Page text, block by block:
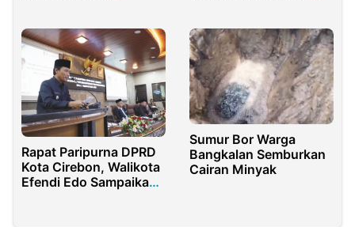
Rapat Paripurna DPRD
Kota Cirebon, Walikota
Efendi Edo Sampaikan
Sumur Bor Warga
Bangkalan Semburkan
Cairan Minyak